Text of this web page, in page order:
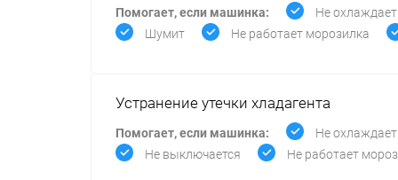
Помогает, если машинка:
Не охлаждает
Шумит
Не работает морозилка
Устранение утечки хладагента
Помогает, если машинка:
Не охлаждает
Не выключается
Не работает